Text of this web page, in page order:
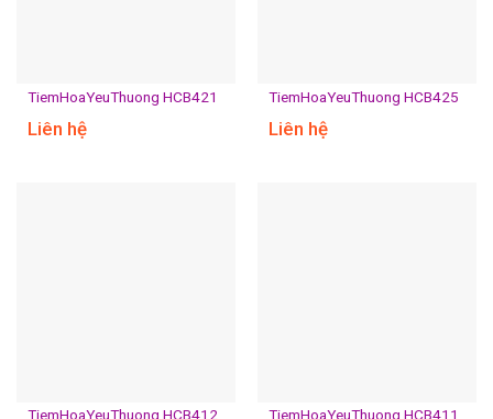
TiemHoaYeuThuong HCB421
Liên hệ
TiemHoaYeuThuong HCB425
Liên hệ
TiemHoaYeuThuong HCB412 TiemHoaYeuThuong HCB411